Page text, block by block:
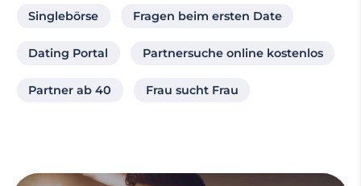
Singlebörse Fragen beim ersten Date
Dating Portal Partnersuche online kostenlos
Partner ab 40 Frau sucht Frau